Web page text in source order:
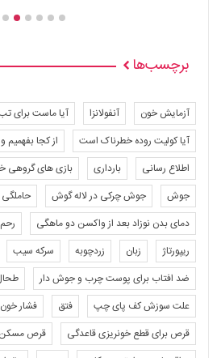
برچسب‌ها
آزمایش خون آنفولانزا
آیا ماست برای
آیا کولیت روده خطرناک است
از کجا بفهمیم
اطلاع رسانی
بارداری بازی های گروهی
جوش
جوش چرکی در لاله گوش
حاملگی
دمای بدن نوزاد بعد از واکسن دو ماهگی
رحم
ریپورتاژ
زبان زردچوبه سرکه سیب
ضد افتاب برای پوست چرب و جوش دار
علت سوزش کف پای چپ
فتق
فشار خون
قرص برای قطع خونریزی قاعدگی
قرص مسکن